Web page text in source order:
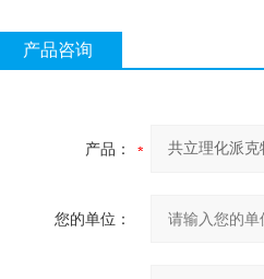
产品咨询
产品：
您的单位：